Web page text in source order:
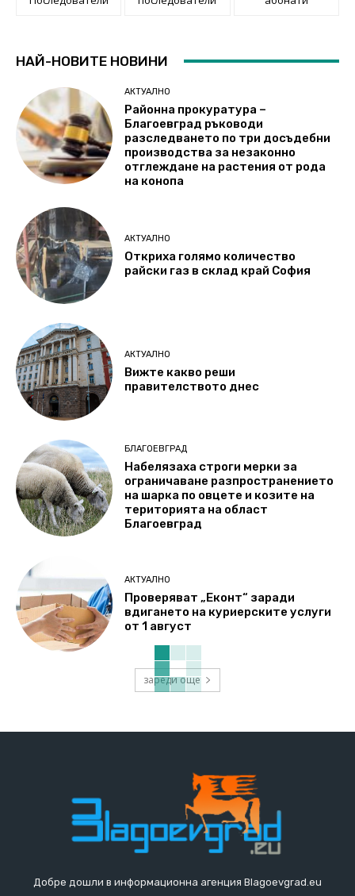
НАЙ-НОВИТЕ НОВИНИ
АКТУАЛНО
Районна прокуратура –
Благоевград ръководи
разследването по три досъдебни
производства за незаконно
отглеждане на растения от рода
на конопа
АКТУАЛНО
Откриха голямо количество
райски газ в склад край София
АКТУАЛНО
Вижте какво реши
правителството днес
БЛАГОЕВГРАД
Набелязаха строги мерки за
ограничаване разпространението
на шарка по овцете и козите на
територията на област
Благоевград
АКТУАЛНО
Проверяват „Еконт“ заради
вдигането на куриерските услуги
от 1 август
зареди още
Добре дошли в информационна агенция Blagoevgrad.eu